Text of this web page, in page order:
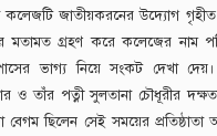
কলেজটি জাতীয়করনের উদ্যোগ
মতামত গ্রহণ করে কলেজের
ভাগ্য নিয়ে সংকট দেখা
তাঁর পত্নী সুলতানা চৌধূরীর
ছিলেন সেই সময়ের প্রতিষ্ঠাতা